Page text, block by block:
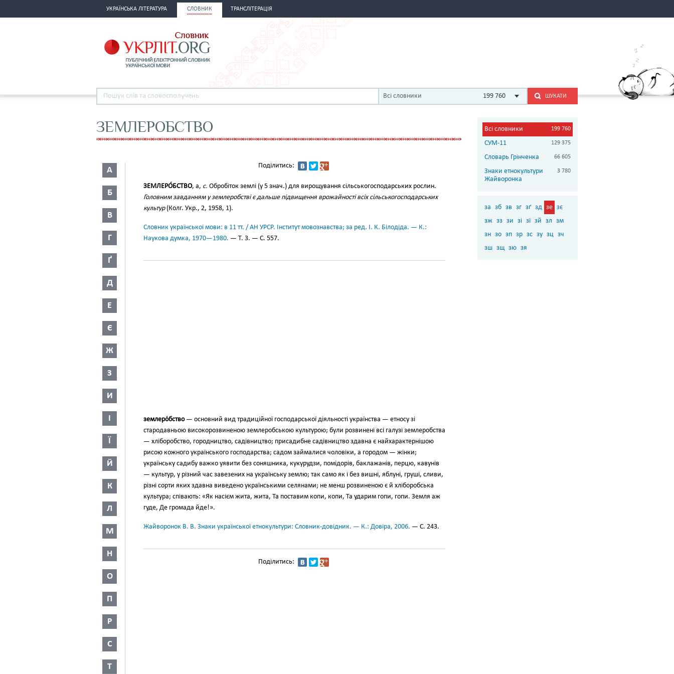
УКРАЇНСЬКА ЛІТЕРАТУРА СЛОВНИК ТРАНСЛІТЕРАЦІЯ
Всі словники 199 760 ШУКАТИ
ЗЕМЛЕРОБСТВО
А
Б
В
Г
Ґ
Д
Е
Є
Ж
З
И
І
Ї
Й
К
Л
М
Н
О
П
Р
С
Т
Поділитись:
ЗЕМЛЕРО́БСТВО, а, с. Обробіток землі (у 5 знач.) для вирощування сільськогосподарських рослин.
Головним завданням у землеробстві є дальше підвищення врожайності всіх сільськогосподарських
культур(Колг. Укр., 2, 1958, 1).
Словник української мови: в 11 тт. / АН УРСР. Інститут мовознавства; за ред. І. К. Білодіда. — К.:
Наукова думка, 1970—1980. — Т. 3. — С. 557.
землеро́бство— основний вид тра­диційної господарської діяльності українства — етносу зі
стародав­ньою високорозвиненою земле­робською культурою; були розвинені всі галузі землеробства
— хлі­боробство, городництво, садів­ництво; присадибне садівництво здавна є найхарактернішою
рисою кожного українського господар­ства; садом займалися чоловіки, а городом — жінки;
українську са­дибу важко уявити без соняшника, кукурудзи, помідорів, баклажанів, перцю, кавунів
— культур, у різ­ний час завезених на українську землю; так само як і без вишні, яб­луні, груші, сливи,
різні сорти яких здавна виведено українськи­ми селянами; не менш розвине­ною є й хліборобська
культура; співають: «Як насієм жита, жита, Та поставим копи, копи, Та уда­рим гопи, гопи. Земля аж
гуде, Де громада йде!».
Жайворонок В. В. Знаки української етнокультури: Словник-довідник. — К.: Довіра, 2006. — С. 243.
Поділитись:
Всі словники 199 760
СУМ-11 129 375
Словарь Грінченка 66 605
Знаки етнокультури
Жайворонка
3 780
за зб зв зг зґ зд зе зє
зж зз зи зі зї зй зл зм
зн зо зп зр зс зу зц зч
зш зщ зю зя